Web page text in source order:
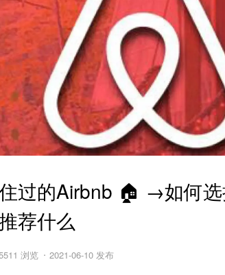
过的Airbnb 🏠 →如何
荐什么
5511 浏览 2021-06-10 发布